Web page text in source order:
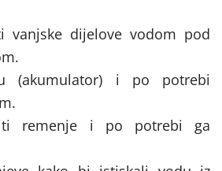
vanjske dijelove vodom pod
(akumulator) i po potrebi
remenje i po potrebi ga